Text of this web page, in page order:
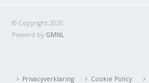
© Copyright 2020.
Powerd by GMNL
Privacyverklaring Cookie Policy